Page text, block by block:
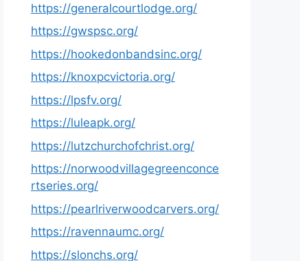
https://generalcourtlodge.org/
https://gwspsc.org/
https://hookedonbandsinc.org/
https://knoxpcvictoria.org/
https://lpsfv.org/
https://luleapk.org/
https://lutzchurchofchrist.org/
https://norwoodvillagegreenconce
rtseries.org/
https://pearlriverwoodcarvers.org/
https://ravennaumc.org/
https://slonchs.org/